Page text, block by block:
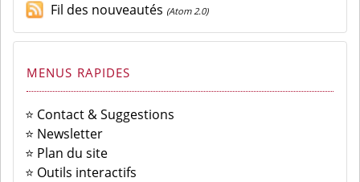
Fil des nouveautés (Atom 2.0)
MENUS RAPIDES
⭐ Contact & Suggestions
⭐ Newsletter
⭐ Plan du site
⭐ Outils interactifs